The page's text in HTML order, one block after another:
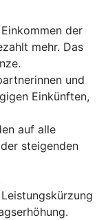
der
mehr. Das
und
Einkünften,
auf alle
steigenden